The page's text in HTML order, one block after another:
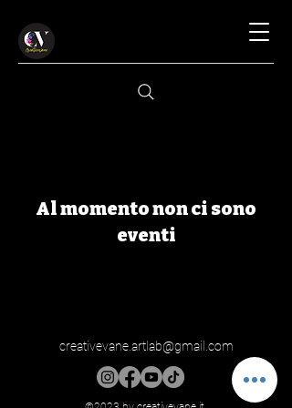
Al momento non ci sono
eventi
creativevane.artlab@gmail.com